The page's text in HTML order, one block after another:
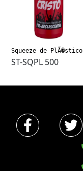
Squeeze de PlÃ�stico
ST-SQPL 500